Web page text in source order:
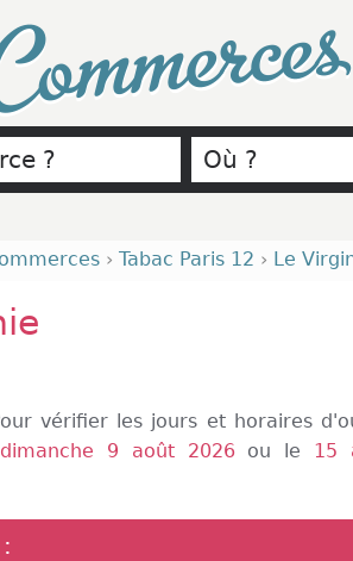
› Tabac Paris 12 › Le
vérifier les jours et horaires
dimanche 9 août 2026ou le 15
: